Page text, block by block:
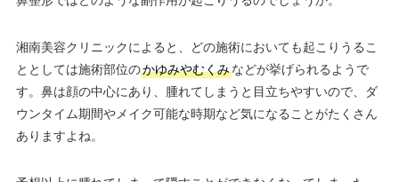
湘南美容クリニックによると、どの施術においても起こりうるこ
ととしては施術部位のかゆみやむくみなどが挙げられるようで
す。鼻は顔の中心にあり、腫れてしまうと目立ちやすいので、ダ
ウンタイム期間やメイク可能な時期など気になることがたくさん
ありますよね。